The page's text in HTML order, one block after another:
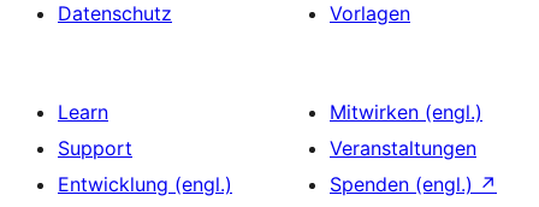
Datenschutz
Vorlagen
Learn
Support
Entwicklung (engl.)
Mitwirken (engl.)
Veranstaltungen
Spenden (engl.) ↗